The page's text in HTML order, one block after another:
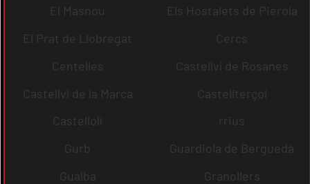
El Masnou
Els Hostalets de Pierola
El Prat de Llobregat
Cercs
Centelles
Castellví de Rosanes
Castellví de la Marca
Castellterçol
Castellolí
rrius
Gurb
Guardiola de Berguedà
Gualba
Granollers